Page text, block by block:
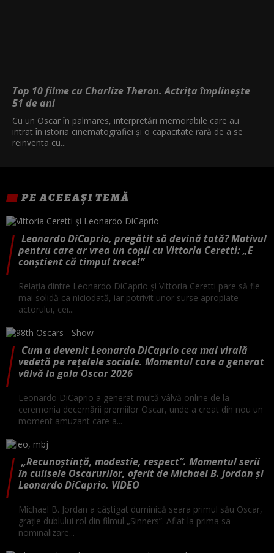
Top 10 filme cu Charlize Theron. Actrița împlinește
51 de ani
Cu un Oscar în palmares, interpretări memorabile care au
intrat în istoria cinematografiei și o capacitate rară de a se
reinventa cu...
PE ACEEAȘI TEMĂ
Leonardo DiCaprio, pregătit să devină tată? Motivul
pentru care ar vrea un copil cu Vittoria Ceretti: „E
conștient că timpul trece!”
Relația dintre Leonardo DiCaprio și Vittoria Ceretti pare să fie
mai solidă ca niciodată, iar potrivit unor surse apropiate
actorului, cei...
Cum a devenit Leonardo DiCaprio cea mai virală
vedetă pe reţelele sociale. Momentul care a generat
vâlvă la gala Oscar 2026
Leonardo DiCaprio a generat multă vâlvă online de la
ceremonia decernării premiilor Oscar, unde a creat din nou un
moment amuzant care a...
„Recunoștință, modestie, respect”. Momentul serii
în culisele Oscarurilor, oferit de Michael B. Jordan și
Leonardo DiCaprio. VIDEO
Michael B. Jordan a câştigat duminică seara primul său Oscar,
grație dublului rol din filmul „Sinners”. Aflat la prima sa
nominalizare...